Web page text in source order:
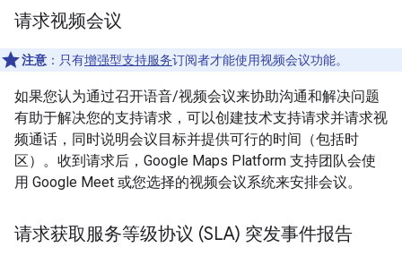
请求视频会议
注意 ：只有增强型支持服务订阅者才能使用视频会议功能。
如果您认为通过召开语音/视频会议来协助沟通和解决问题
有助于解决您的支持请求，可以创建技术支持请求并请求视
频通话，同时说明会议目标并提供可行的时间（包括时
区）。收到请求后，Google Maps Platform 支持团队会使
用 Google Meet 或您选择的视频会议系统来安排会议。
请求获取服务等级协议 (SLA) 突发事件报告